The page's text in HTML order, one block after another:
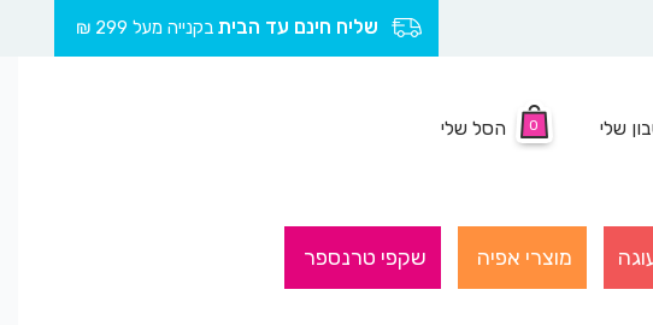
שליח חינם עד הבית בקנייה מעל 299 ₪
שלי 0 הסל שלי
מוצרי אפיה שקפי טרנספר